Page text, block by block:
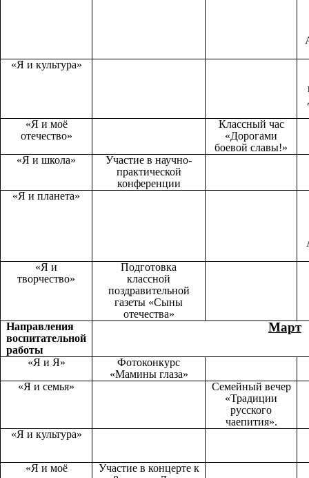
«Я и культура»
«Я и моё
отечество»
Классный час
«Дорогами
боевой славы!»
«Я и школа»
Участие в научно-
практической
конференции
«Я и планета»
«Я и
творчество»
Подготовка
классной
поздравительной
газеты «Сыны
отечества»
Направления
воспитательной
работы
Март
«Я и Я»
Фотоконкурс
«Мамины глаза»
«Я и семья»
Семейный вечер
«Традиции
русского
чаепития».
«Я и культура»
«Я и моё
Участие в концерте к